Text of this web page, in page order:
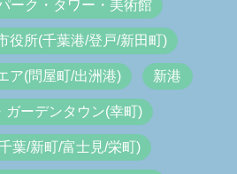
ーク・タワー・美術館
役所(千葉港/登戸/新田町)
ア(問屋町/出洲港) 新港
ガーデンタウン(幸町)
葉/新町/富士見/栄町)